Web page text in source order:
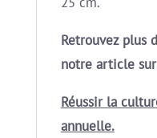
Retrouvez plus
notre article sur
Réussir la
annuelle.